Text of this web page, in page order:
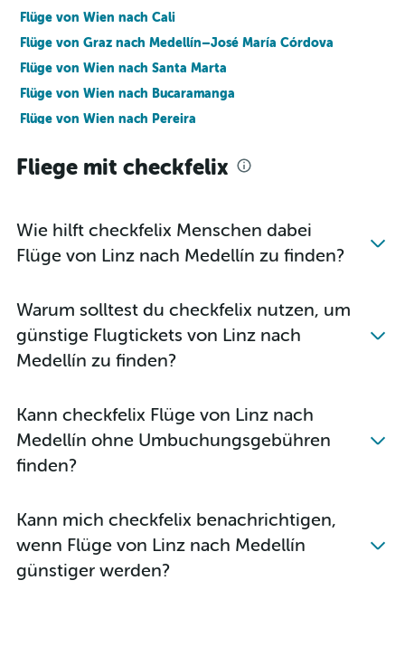
Flüge von Wien nach Cali
Flüge von Graz nach Medellín–José María Córdova
Flüge von Wien nach Santa Marta
Flüge von Wien nach Bucaramanga
Flüge von Wien nach Pereira
Flüge von Wien nach Villavicencio
Flüge von Innsbruck nach Cali
Flüge von Salzburg nach Cali
Flüge von Linz nach Bogotá
Flüge von Linz nach Medellín–José María Córdova
Fliege mit checkfelix
Wie hilft checkfelix Menschen dabei
Flüge von Linz nach Medellín zu finden?
Warum solltest du checkfelix nutzen, um
günstige Flugtickets von Linz nach
Medellín zu finden?
Kann checkfelix Flüge von Linz nach
Medellín ohne Umbuchungsgebühren
finden?
Kann mich checkfelix benachrichtigen,
wenn Flüge von Linz nach Medellín
günstiger werden?